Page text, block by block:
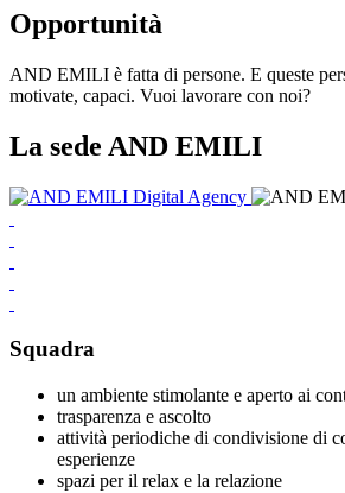
Opportunità
AND EMILI è fatta di persone. E queste
motivate, capaci. Vuoi lavorare con noi?
La sede AND EMILI
Squadra
un ambiente stimolante e aperto ai
trasparenza e ascolto
attività periodiche di condivisione di
esperienze
spazi per il relax e la relazione